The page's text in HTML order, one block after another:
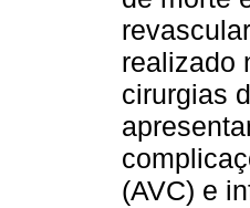
realizado
cirurgias
(AVC) e